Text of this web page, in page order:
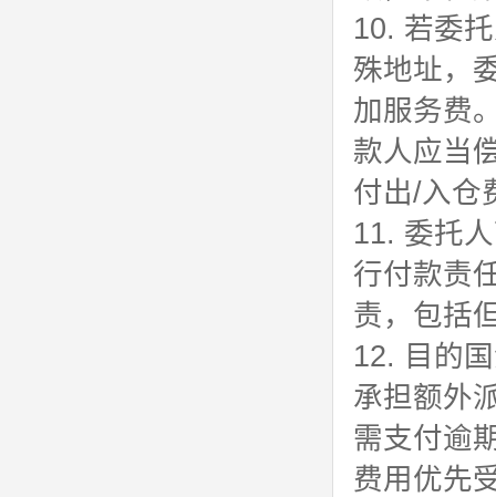
10. 若委
殊地址，
加服务费
款人应当
付出/入仓
11. 委托
行付款责
责，包括
12. 目的
承担额外
需支付逾
费用优先